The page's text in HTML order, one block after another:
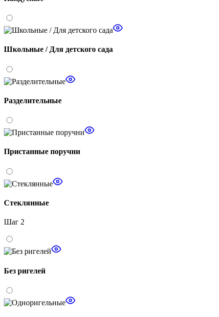
Школьные / Для детского сада
Разделительные
Пристанные поручни
Стеклянные
Шаг 2
Без ригелей